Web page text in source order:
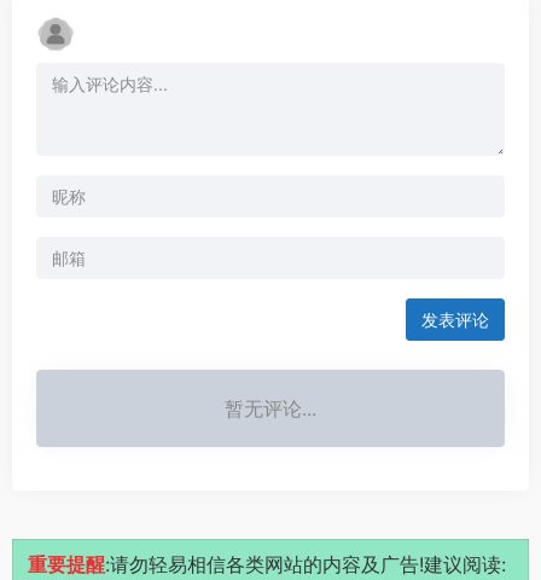
发表评论
暂无评论...
重要提醒:请勿轻易相信各类网站的内容及广告!建议阅读: